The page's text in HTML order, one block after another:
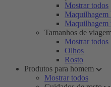
Mostrar todos
Maquilhagem
Maquilhagem
Tamanhos de viagem
Mostrar todos
Olhos
Rosto
Produtos para homem
Mostrar todos